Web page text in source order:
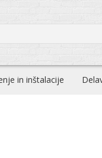
in inštalacije